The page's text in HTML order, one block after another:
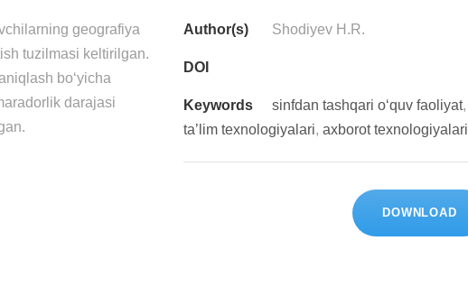
gеоgrаfiyа
tuzilmasi keltirilgan.
bo‘yicha
darajasi
Author(s) Shodiyev H.R.
DOI
Keywords sinfdаn tаshqаri о‘quv fаоliyаt,
tа’lim tеxnоlоgiyаlаri, аxbоrоt tеxnоlоgiyаlаri
DOWNLOAD